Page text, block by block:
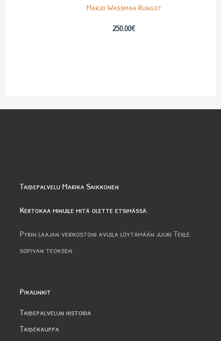
Marjo Wassman Rungot
250.00€
Taidepalvelu Marika Saikkonen
Kertokaa minulle mitä olette etsimässä.
Pyrin laajan verkostoni avulla löytämään juuri Teille
sopivan teoksen.
Pikalinkit
Taidepalvelun historia
Taidekauppa